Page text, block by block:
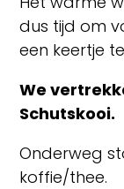
dus tijd om
een keertje
We
Schutskooi.
Onderweg
koffie/thee.